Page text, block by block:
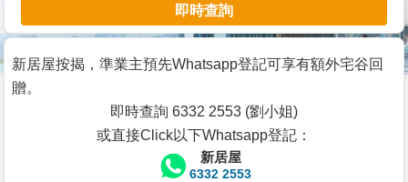
宅
谷
按
即時查詢
新居屋按揭，準業主預先Whatsapp登記可享有額外宅谷回
贈。
即時查詢 6332 2553 (劉小姐)
或直接Click以下Whatsapp登記：
新居屋
6332 2553